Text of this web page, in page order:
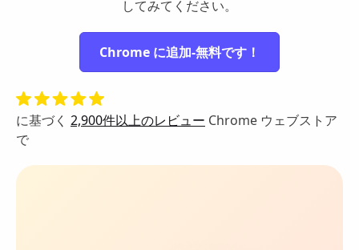
してみてください。
Chrome に追加-無料です！
に基づく 2,900件以上のレビュー Chrome ウェブストア
で